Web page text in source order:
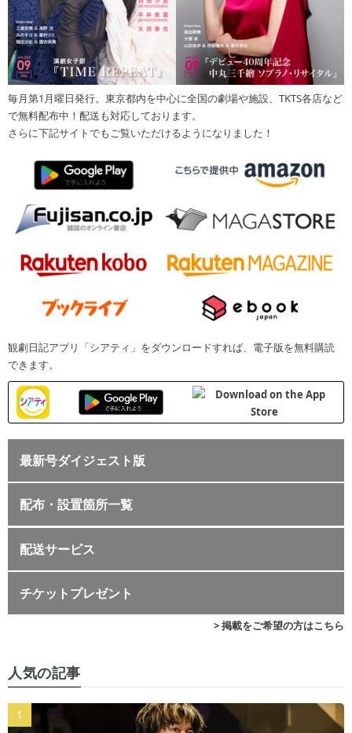
毎月第1月曜日発行。東京都内を中心に全国の劇場や施設、TKTS各店など
で無料配布中！配送も対応しております。
さらに下記サイトでもご覧いただけるようになりました！
観劇日記アプリ「シアティ」をダウンロードすれば、電子版を無料購読
できます。
最新号ダイジェスト版
配布・設置箇所一覧
配送サービス
チケットプレゼント
> 掲載をご希望の方はこちら
人気の記事